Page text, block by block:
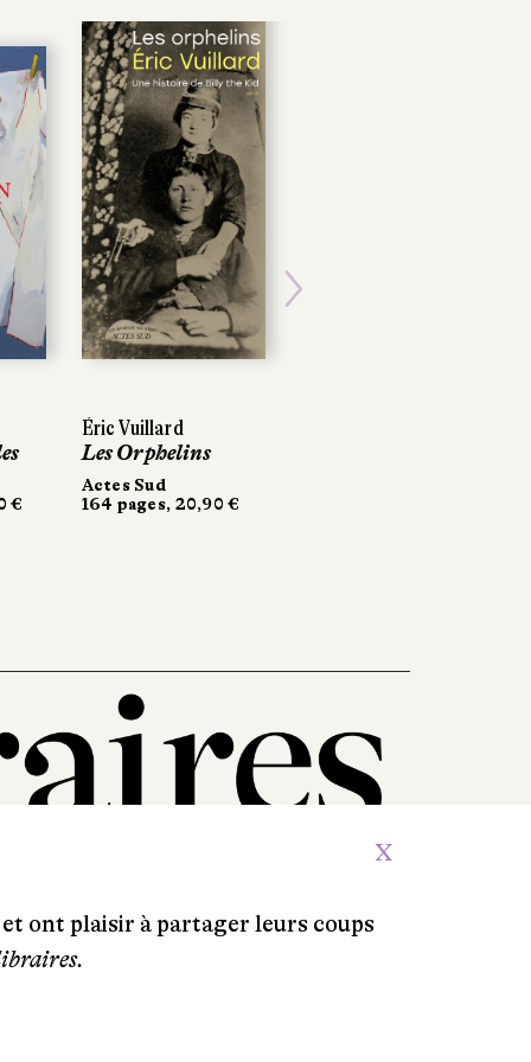
€
Éric Vuillard
Les Orphelins
Actes Sud
164 pages, 20,90 €
X
ont plaisir à partager leurs coups